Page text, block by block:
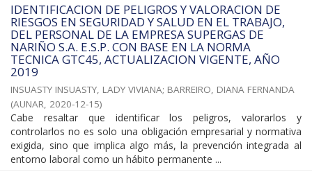
IDENTIFICACION DE PELIGROS Y VALORACION DE
RIESGOS EN SEGURIDAD Y SALUD EN EL TRABAJO,
DEL PERSONAL DE LA EMPRESA SUPERGAS DE
NARIÑO S.A. E.S.P. CON BASE EN LA NORMA
TECNICA GTC45, ACTUALIZACION VIGENTE, AÑO
2019
INSUASTY INSUASTY, LADY VIVIANA; BARREIRO, DIANA FERNANDA
(AUNAR, 2020-12-15)
Cabe resaltar que identificar los peligros, valorarlos y
controlarlos no es solo una obligación empresarial y normativa
exigida, sino que implica algo más, la prevención integrada al
entorno laboral como un hábito permanente ...